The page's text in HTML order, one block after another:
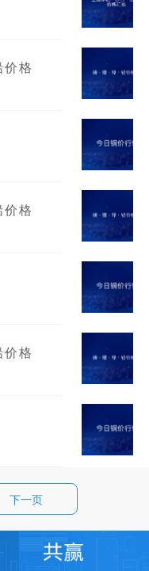
格
格
格
下一页